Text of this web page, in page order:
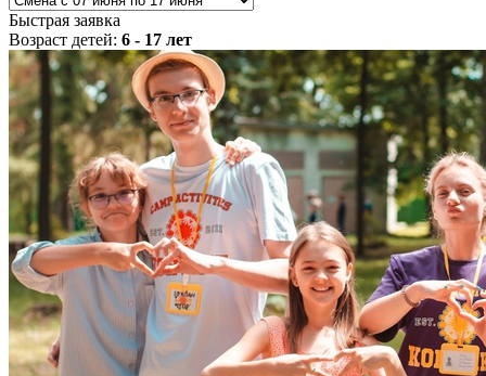
Быстрая заявка
Возраст детей: 6 - 17 лет